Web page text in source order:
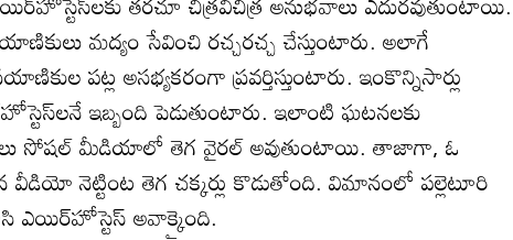
మద్యం సేవించి రచ్చరచ్చ చేస్తుంటారు. అలాగే
పట్ల అసభ్యకరంగా ప్రవర్తిస్తుంటారు. ఇంకొన్నిసార్లు
ఇబ్బంది పెడుతుంటారు. ఇలాంటి ఘటనలకు
సోషల్ మీడియాలో తెగ వైరల్ అవుతుంటాయి. తాజాగా, ఓ
వీడియో నెట్టింట తెగ చక్కర్లు కొడుతోంది. విమానంలో పల్లెటూరి
ఎయిర్‌హోస్టెస్ అవాక్కైంది.